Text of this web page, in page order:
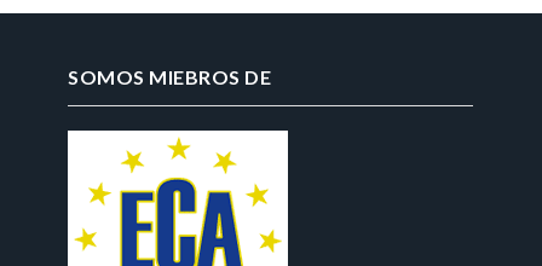
SOMOS MIEBROS DE